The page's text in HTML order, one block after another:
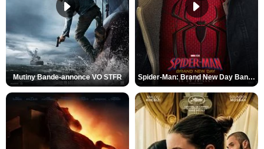
Mutiny Bande-annonce VO STFR Spider-Man: Brand New Day Bande-annonce VO STFR